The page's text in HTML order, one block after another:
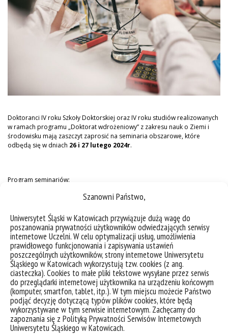
Szanowni Państwo,
Uniwersytet Śląski w Katowicach przywiązuje dużą wagę do
poszanowania prywatności użytkowników odwiedzających serwisy
internetowe Uczelni. W celu optymalizacji usług, umożliwienia
prawidłowego funkcjonowania i zapisywania ustawień
poszczególnych użytkowników, strony internetowe Uniwersytetu
Śląskiego w Katowicach wykorzystują tzw. cookies (z ang.
ciasteczka). Cookies to małe pliki tekstowe wysyłane przez serwis
do przeglądarki internetowej użytkownika na urządzeniu końcowym
(komputer, smartfon, tablet, itp.). W tym miejscu możecie Państwo
podjąć decyzję dotyczącą typów plików cookies, które będą
wykorzystywane w tym serwisie internetowym. Zachęcamy do
zapoznania się z Polityką Prywatności Serwisów Internetowych
Uniwersytetu Śląskiego w Katowicach.
Doktoranci IV roku Szkoły Doktorskiej oraz IV roku studiów realizowanych
w ramach programu „Doktorat wdrożeniowy” z zakresu nauk o Ziemi i
środowisku mają zaszczyt zaprosić na seminaria obszarowe, które
odbędą się w dniach 26 i 27 lutego 2024r.
Program seminariów:
10:00w sali001
10:00 – 10:20, Oddziaływanie pożarów nielegalnych składowisk odpadów
stałych
na środowisko gleb i wód,mgr inż. Wojciech Rykała
10:30 – 10:50, Ewolucja Centralnokarpackiego Basenu Paleogeńskiego:
implikacje magnetyczne i paleotemperaturowe,mgr Dorota
Staneczek
11:00 – 11:20, Skład chemiczny i mineralny popiołów wytworzonych
ze spalania/współspalania niektórych surowców biomasowych i węgla
kamiennego, mgr inż. Joanna Adamczyk